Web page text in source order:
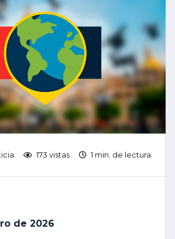
173 vistas 1 min. de lectura
de 2026